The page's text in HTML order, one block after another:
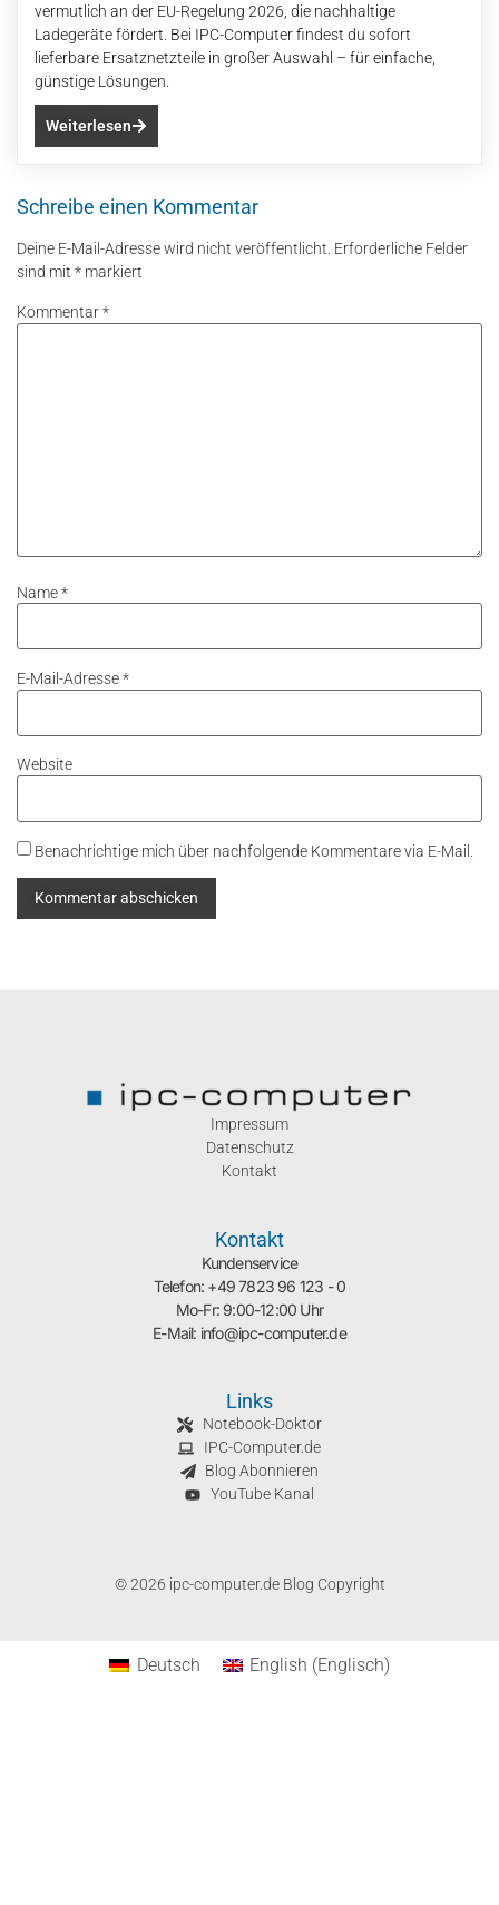
vermutlich an der EU-Regelung 2026, die nachhaltige
Ladegeräte fördert. Bei IPC-Computer findest du sofort
lieferbare Ersatznetzteile in großer Auswahl – für einfache,
günstige Lösungen.
Weiterlesen
Schreibe einen Kommentar
Deine E-Mail-Adresse wird nicht veröffentlicht. Erforderliche Felder
sind mit * markiert
Kommentar*
Name*
E-Mail-Adresse*
Website
Benachrichtige mich über nachfolgende Kommentare via E-Mail.
Impressum
Datenschutz
Kontakt
Kontakt
Kundenservice
Telefon: +49 7823 96 123 - 0
Mo-Fr: 9:00-12:00 Uhr
E-Mail: info@ipc-computer.de
Links
Notebook-Doktor
IPC-Computer.de
Blog Abonnieren
YouTube Kanal
© 2026 ipc-computer.de Blog Copyright
Deutsch English (Englisch)